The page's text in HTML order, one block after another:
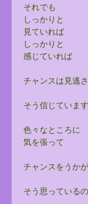
それでも
しっかりと
見ていれば
しっかりと
感じていれば
チャンスは見逃
そう信じています
色々なところに
気を張って
チャンスをうか
そう思っている